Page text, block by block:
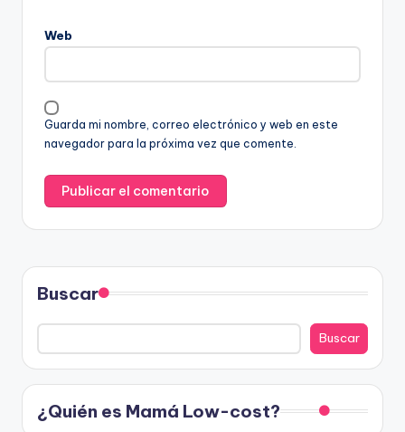
Web
Guarda mi nombre, correo electrónico y web en este
navegador para la próxima vez que comente.
Buscar
Buscar
¿Quién es Mamá Low-cost?